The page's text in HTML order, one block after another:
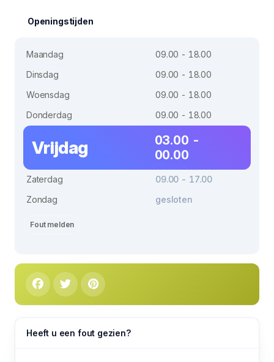
Openingstijden
Maandag
09.00 - 18.00
Dinsdag
09.00 - 18.00
Woensdag
09.00 - 18.00
Donderdag
09.00 - 18.00
Vrijdag
03.00 -
00.00
Zaterdag
09.00 - 17.00
Zondag
gesloten
Fout melden
Heeft u een fout gezien?